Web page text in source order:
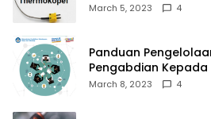
March 5, 2023 4
Panduan
Pengabdian
2023
March 8, 2023 4